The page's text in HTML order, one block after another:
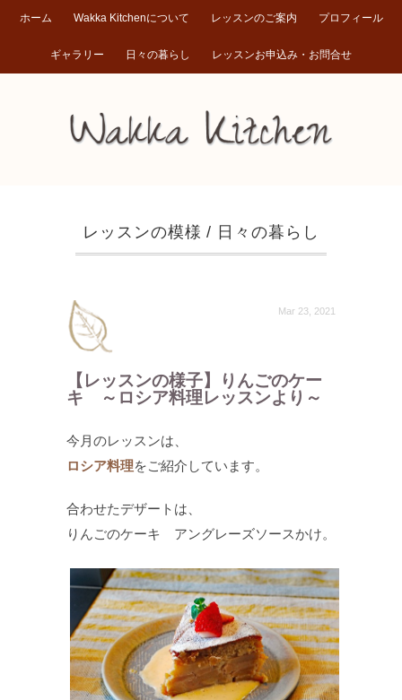
ホーム Wakka Kitchenについて レッスンのご案内 プロフィール
ギャラリー 日々の暮らし レッスンお申込み・お問合せ
レッスンの模様 / 日々の暮らし
Mar 23, 2021
【レッスンの様子】りんごのケー
キ ～ロシア料理レッスンより～
今月のレッスンは、
ロシア料理をご紹介しています。
合わせたデザートは、
りんごのケーキ アングレーズソースかけ。